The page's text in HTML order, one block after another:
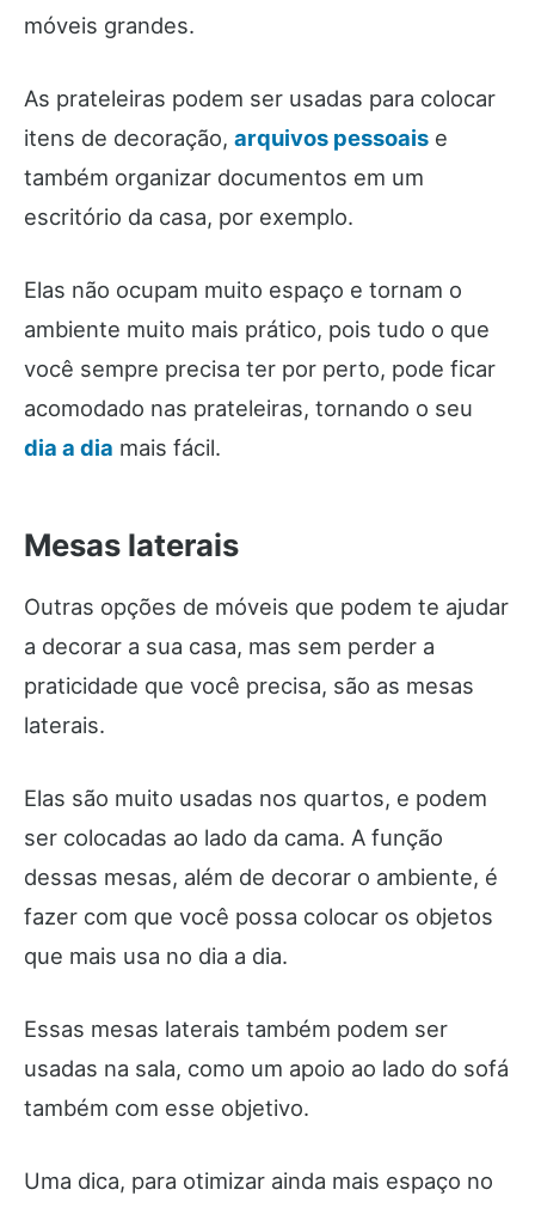
móveis grandes.
As prateleiras podem ser usadas para colocar
itens de decoração, arquivos pessoais e
também organizar documentos em um
escritório da casa, por exemplo.
Elas não ocupam muito espaço e tornam o
ambiente muito mais prático, pois tudo o que
você sempre precisa ter por perto, pode ficar
acomodado nas prateleiras, tornando o seu
dia a dia mais fácil.
Mesas laterais
Outras opções de móveis que podem te ajudar
a decorar a sua casa, mas sem perder a
praticidade que você precisa, são as mesas
laterais.
Elas são muito usadas nos quartos, e podem
ser colocadas ao lado da cama. A função
dessas mesas, além de decorar o ambiente, é
fazer com que você possa colocar os objetos
que mais usa no dia a dia.
Essas mesas laterais também podem ser
usadas na sala, como um apoio ao lado do sofá
também com esse objetivo.
Uma dica, para otimizar ainda mais espaço no